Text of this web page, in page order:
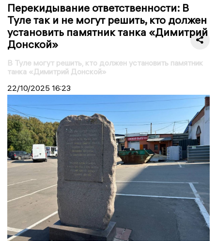
Перекидывание ответственности: В
Туле так и не могут решить, кто должен
установить памятник танка «Димитрий
Донской»
В Туле могут решить, кто должен установить памятник
танка «Димитрий Донской»
22/10/2025 16:23